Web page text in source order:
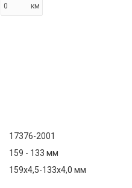
км
17376-2001
159 - 133 мм
159х4,5-133х4,0 мм